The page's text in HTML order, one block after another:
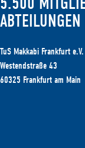
TuS Makkabi Frankfurt e.V.
Westendstraße 43
60325 Frankfurt am Main